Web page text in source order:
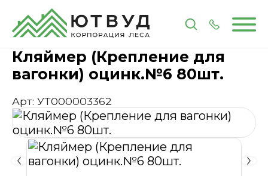
ГлавнаяКаталогМетизы и крепеж Кляймер
Кляймер (Крепление для
вагонки) оцинк.№6 80шт.
Арт: УТ000003362